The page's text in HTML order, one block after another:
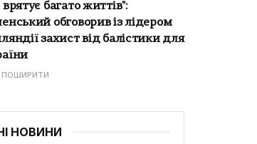
багато життів":
обговорив із лідером
захист від балістики для
ПОШИРИТИ
НОВИНИ